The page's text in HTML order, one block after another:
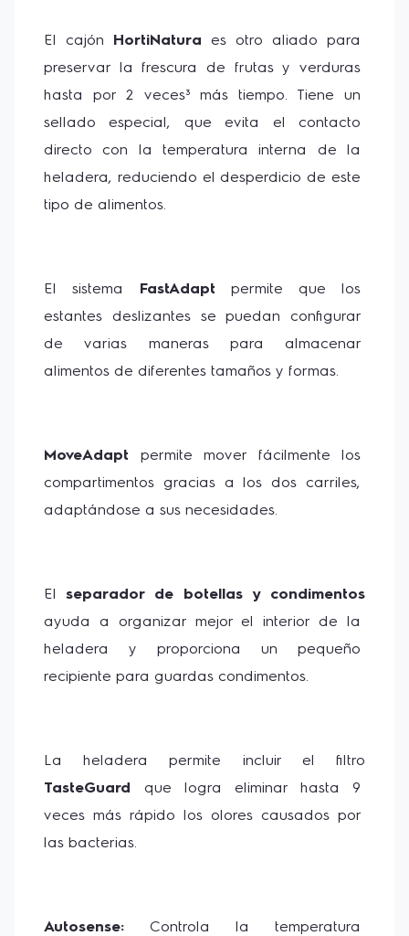
El cajón HortiNatura es otro aliado para
preservar la frescura de frutas y verduras
hasta por 2 veces³ más tiempo. Tiene un
sellado especial, que evita el contacto
directo con la temperatura interna de la
heladera, reduciendo el desperdicio de este
tipo de alimentos.
El sistema FastAdapt permite que los
estantes deslizantes se puedan configurar
de varias maneras para almacenar
alimentos de diferentes tamaños y formas.
MoveAdapt permite mover fácilmente los
compartimentos gracias a los dos carriles,
adaptándose a sus necesidades.
El separador de botellas y condimentos
ayuda a organizar mejor el interior de la
heladera y proporciona un pequeño
recipiente para guardas condimentos.
La heladera permite incluir el filtro
TasteGuard que logra eliminar hasta 9
veces más rápido los olores causados por
las bacterias.
Autosense: Controla la temperatura